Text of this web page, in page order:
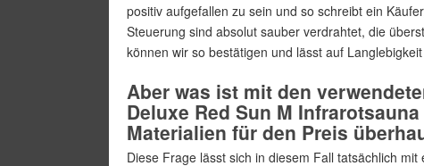
positiv aufgefallen zu sein und so schreibt ein
Steuerung sind absolut sauber verdrahtet, die
können wir so bestätigen und lässt auf
Aber was ist mit den
Deluxe Red Sun M
Materialien für den Preis
Diese Frage lässt sich in diesem Fall tatsächlich